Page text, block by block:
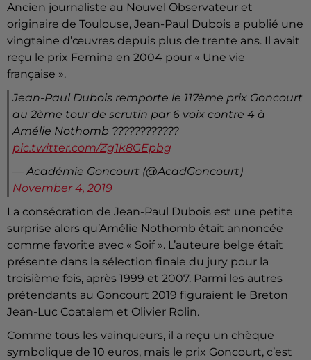
Ancien journaliste au Nouvel Observateur et
originaire de Toulouse, Jean-Paul Dubois a publié une
vingtaine d’œuvres depuis plus de trente ans. Il avait
reçu le prix Femina en 2004 pour « Une vie
française ».
Jean-Paul Dubois remporte le 117ème prix Goncourt
au 2ème tour de scrutin par 6 voix contre 4 à
Amélie Nothomb ????????????
pic.twitter.com/Zg1k8GEpbg
— Académie Goncourt (@AcadGoncourt)
November 4, 2019
La consécration de Jean-Paul Dubois est une petite
surprise alors qu’Amélie Nothomb était annoncée
comme favorite avec « Soif ». L’auteure belge était
présente dans la sélection finale du jury pour la
troisième fois, après 1999 et 2007. Parmi les autres
prétendants au Goncourt 2019 figuraient le Breton
Jean-Luc Coatalem et Olivier Rolin.
Comme tous les vainqueurs, il a reçu un chèque
symbolique de 10 euros, mais le prix Goncourt, c’est